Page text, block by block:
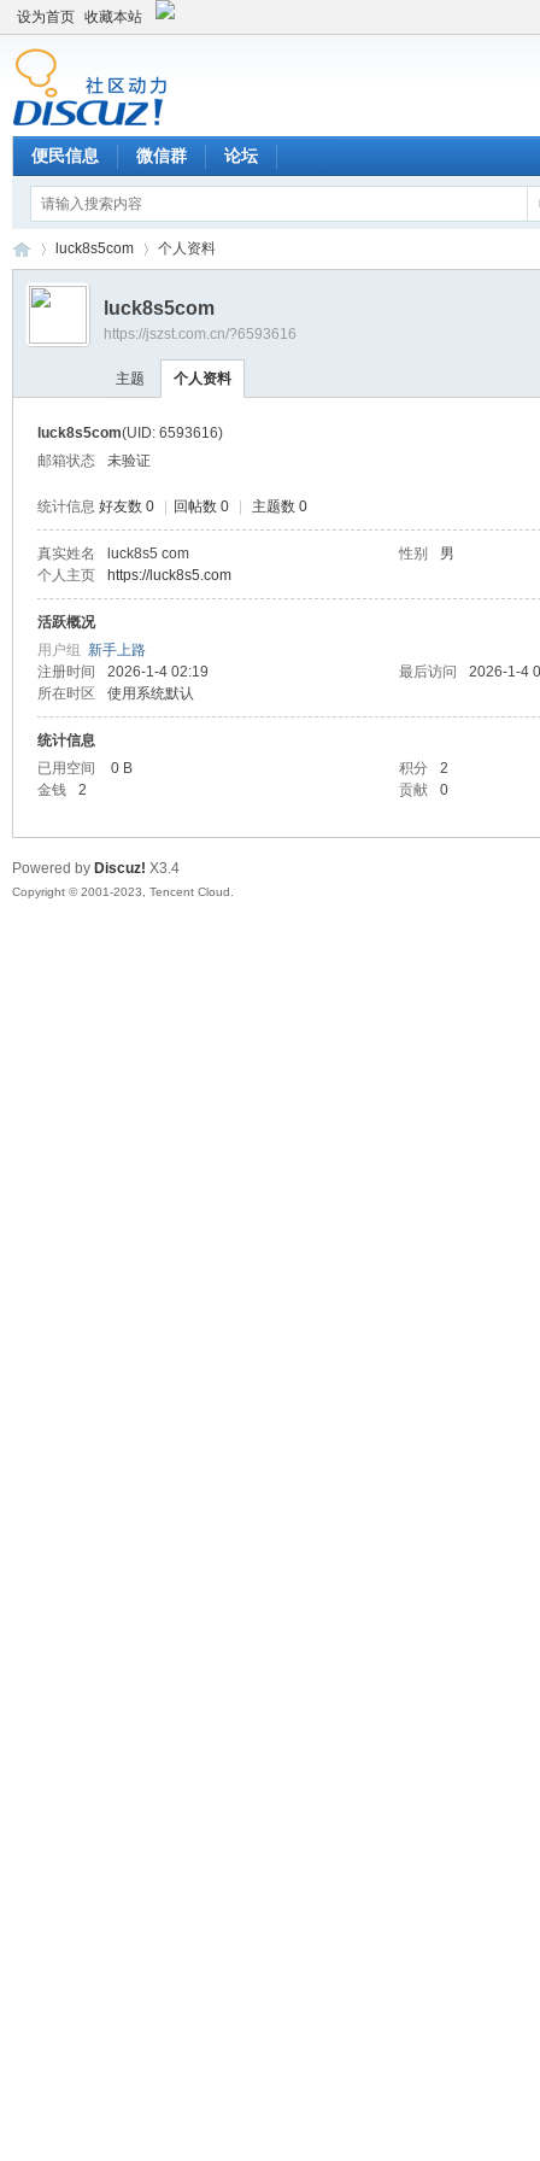
设为首页 收藏本站
便民信息 微信群 论坛
uz!
›
luck8s5com 个人资料
luck8s5com
https://jszst.com.cn/?6593616
主题 个人资料
luck8s5com(UID: 6593616)
邮箱状态
未验证
统计信息 好友数 0 回帖数 0 主题数 0
真实姓名 luck8s5 com 性别
男
个人主页
https://luck8s5.com
活跃概况
用户组 新手上路
注册时间
2026-1-4 02:19 最后访问
2026-1-4
所在时区
使用系统默认
统计信息
已用空间
0 B 积分
2
金钱
2 贡献 0
Powered by Discuz! X3.4
Copyright © 2001-2023, Tencent Cloud.